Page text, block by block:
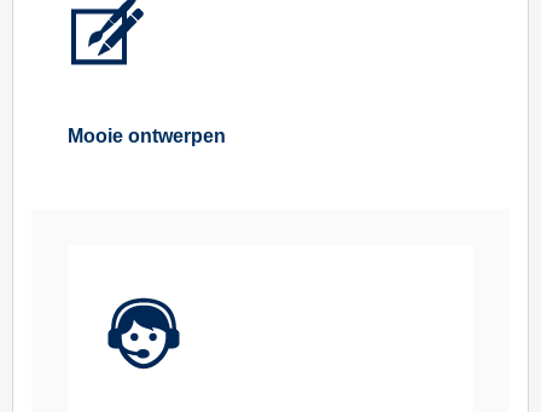
Mooie ontwerpen